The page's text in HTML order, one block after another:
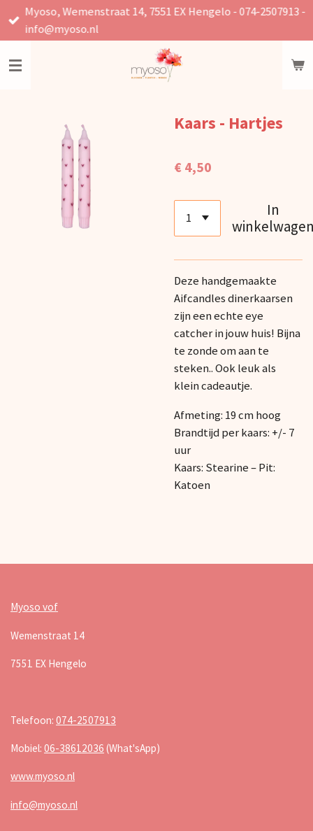
Ga
direct
de
Myoso, Wemenstraat 14, 7551 EX Hengelo - 074-2507913 -
info@myoso.nl
Kaars - Hartjes
€ 4,50
In
Deze handgemaakte
Aifcandles dinerkaarsen
zijn een echte eye
catcher in jouw huis! Bijna
te zonde om aan te
steken.. Ook leuk als
klein cadeautje.
Afmeting: 19 cm hoog
Brandtijd per kaars: +/- 7
uur
Kaars: Stearine – Pit:
Katoen
Myoso vof
Wemenstraat 14
7551 EX Hengelo
Telefoon: 074-2507913
Mobiel: 06-38612036 (What'sApp)
www.myoso.nl
info@myoso.nl